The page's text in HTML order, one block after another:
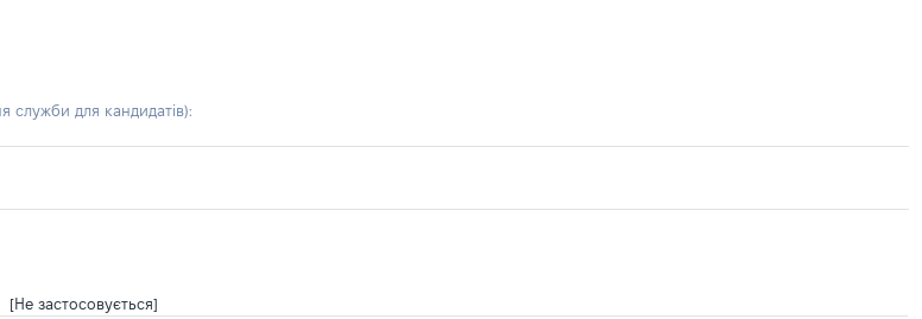
служби для кандидатів):
[Не застосовується]